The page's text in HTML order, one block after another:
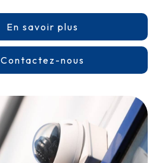
En savoir plus
Contactez-nous